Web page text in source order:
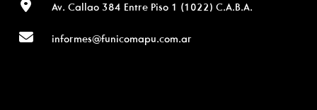
Av. Callao 384 Entre Piso 1 (1022) C.A.B.A.
informes@funicomapu.com.ar